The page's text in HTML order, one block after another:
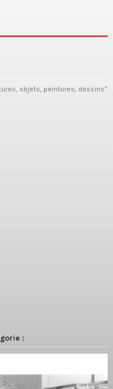
objets, peintures, dessins”
: